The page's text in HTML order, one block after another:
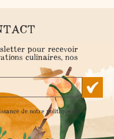
pour recevoir
culinaires, nos
de notrepolitique de